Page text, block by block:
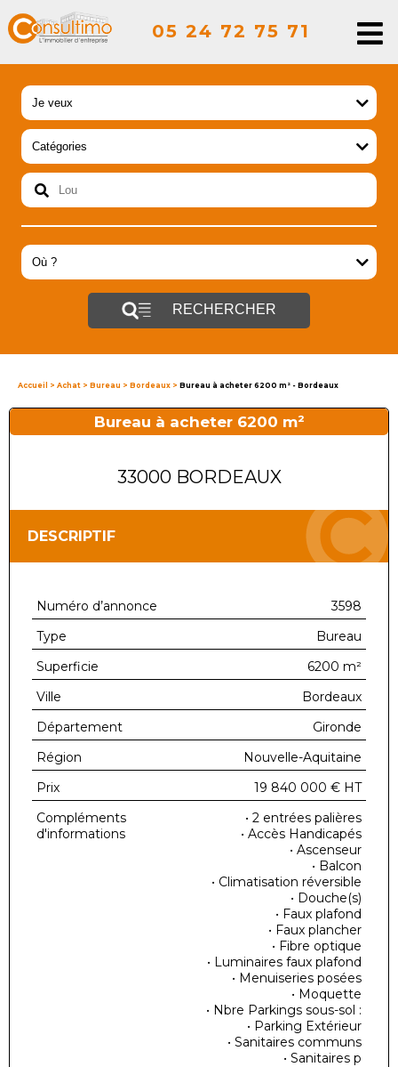
05 24 72 75 71
RECHERCHER
Accueil > Achat > Bureau > Bordeaux > Bureau à acheter 6200 m² - Bordeaux
Bureau à acheter 6200 m²
33000 BORDEAUX
DESCRIPTIF
Numéro d’annonce
3598
Type
Bureau
Superficie
6200 m²
Ville
Bordeaux
Département
Gironde
Région
Nouvelle-Aquitaine
Prix
19 840 000 € HT
Compléments
d'informations
• 2 entrées palières
• Accès Handicapés
• Ascenseur
• Balcon
• Climatisation réversible
• Douche(s)
• Faux plafond
• Faux plancher
• Fibre optique
• Luminaires faux plafond
• Menuiseries posées
• Moquette
• Nbre Parkings sous-sol :
• Parking Extérieur
• Sanitaires communs
• Sanitaires p